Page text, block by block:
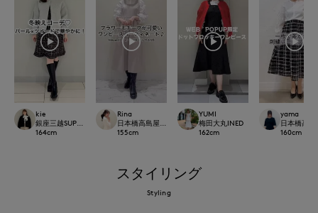
kie
銀座三越SUPERIOR CLOSET GINZA
164cm
Rina
日本橋高島屋M Maglie le cassetto
155cm
YUMI
梅田大丸INED
162cm
yama
日本橋高島
160cm
スタイリング
Styling